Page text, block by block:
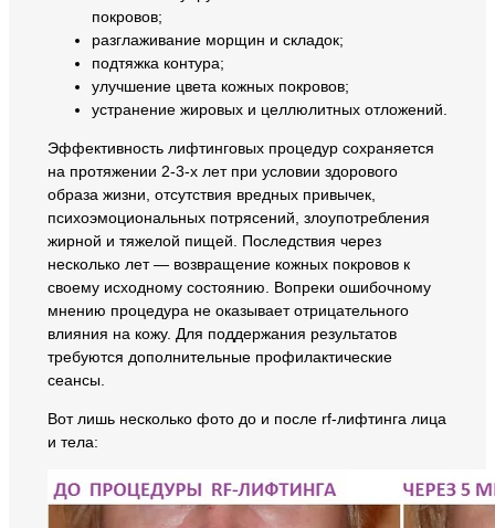
покровов;
разглаживание морщин и складок;
подтяжка контура;
улучшение цвета кожных покровов;
устранение жировых и целлюлитных отложений.
Эффективность лифтинговых процедур сохраняется
на протяжении 2-3-х лет при условии здорового
образа жизни, отсутствия вредных привычек,
психоэмоциональных потрясений, злоупотребления
жирной и тяжелой пищей. Последствия через
несколько лет — возвращение кожных покровов к
своему исходному состоянию. Вопреки ошибочному
мнению процедура не оказывает отрицательного
влияния на кожу. Для поддержания результатов
требуются дополнительные профилактические
сеансы.
Вот лишь несколько фото до и после rf-лифтинга лица
и тела: